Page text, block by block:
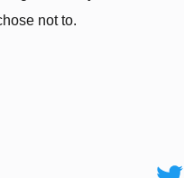
not to.